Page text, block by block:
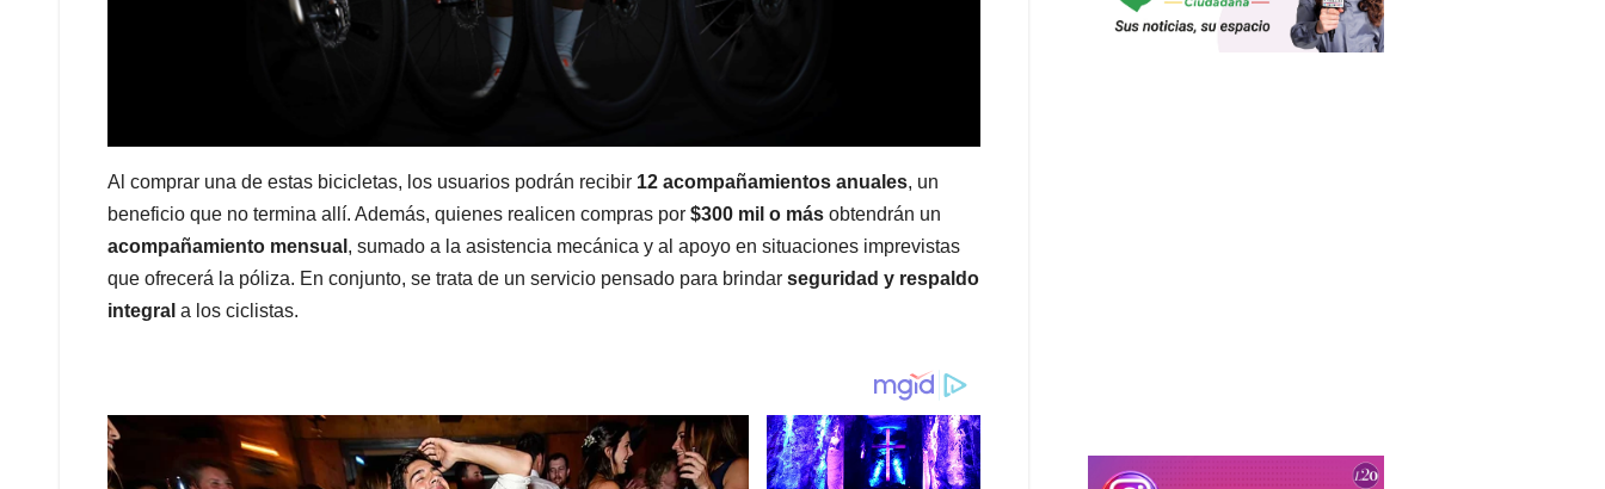
Al comprar una de estas bicicletas, los usuarios podrán recibir 12 acompañamientos anuales, un
beneficio que no termina allí. Además, quienes realicen compras por $300 mil o más obtendrán un
acompañamiento mensual , sumado a la asistencia mecánica y al apoyo en situaciones imprevistas
que ofrecerá la póliza. En conjunto, se trata de un servicio pensado para brindar seguridad y respaldo
integral a los ciclistas.